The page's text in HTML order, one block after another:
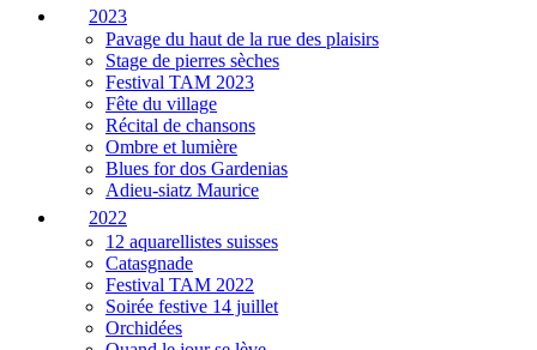
2023
Pavage du haut de la rue des plaisirs
Stage de pierres sèches
Festival TAM 2023
Fête du village
Récital de chansons
Ombre et lumière
Blues for dos Gardenias
Adieu-siatz Maurice
2022
12 aquarellistes suisses
Catasgnade
Festival TAM 2022
Soirée festive 14 juillet
Orchidées